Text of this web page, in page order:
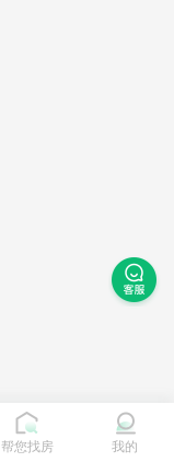
帮您找房 我的